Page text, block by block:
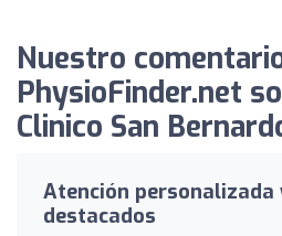
Nuestro
PhysioFinder.net
Clinico San
Atención
destacados